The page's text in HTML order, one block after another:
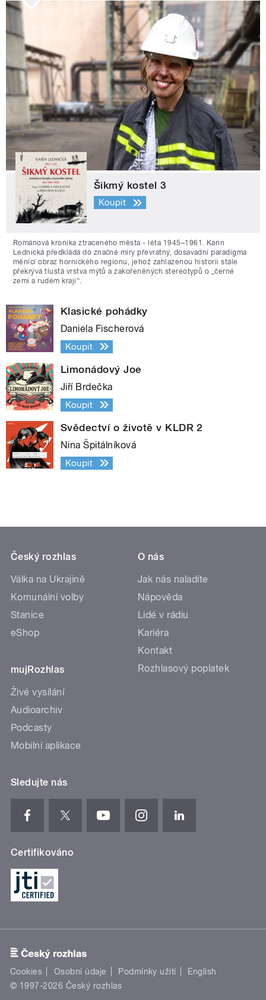
Šikmý kostel 3
Koupit
Románová kronika ztraceného města - léta 1945–1961. Karin
Lednická předkládá do značné míry převratný, dosavadní paradigma
měnící obraz hornického regionu, jehož zahlazenou historii stále
překrývá tlustá vrstva mýtů a zakořeněných stereotypů o „černé
zemi a rudém kraji“.
Klasické pohádky
Daniela Fischerová
Koupit
Limonádový Joe
Jiří Brdečka
Koupit
Svědectví o životě v KLDR 2
Nina Špitálníková
Koupit
Český rozhlas
Válka na Ukrajině
Komunální volby
Stanice
eShop
mujRozhlas
Živé vysílání
Audioarchiv
Podcasty
Mobilní aplikace
O nás
Jak nás naladíte
Nápověda
Lidé v rádiu
Kariéra
Kontakt
Rozhlasový poplatek
Sledujte nás
Certifikováno
Cookies Osobní údaje Podmínky užití
English
© 1997-2026 Český rozhlas